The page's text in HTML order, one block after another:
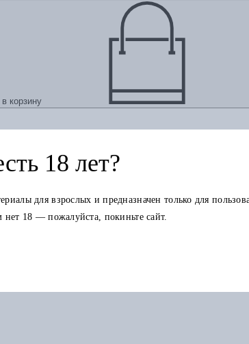
корзину
использовать в других заказах.
18 лет?
для взрослых и предназначен только для
нет 18 — пожалуйста, покиньте сайт.